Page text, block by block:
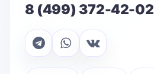
8 (499) 372-42-02